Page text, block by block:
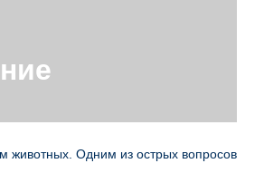
животных. Одним из острых вопросов